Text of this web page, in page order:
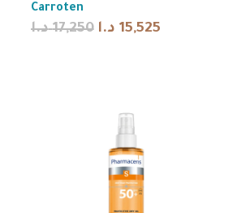
Carroten
17,250 د.ا 15,525 د.ا